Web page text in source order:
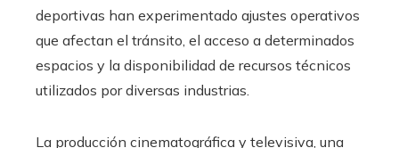
deportivas han experimentado ajustes operativos
que afectan el tránsito, el acceso a determinados
espacios y la disponibilidad de recursos técnicos
utilizados por diversas industrias.
La producción cinematográfica y televisiva, una